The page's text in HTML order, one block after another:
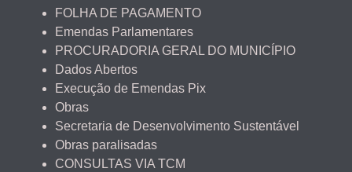
FOLHA DE PAGAMENTO
Emendas Parlamentares
PROCURADORIA GERAL DO MUNICÍPIO
Dados Abertos
Execução de Emendas Pix
Obras
Secretaria de Desenvolvimento Sustentável
Obras paralisadas
CONSULTAS VIA TCM